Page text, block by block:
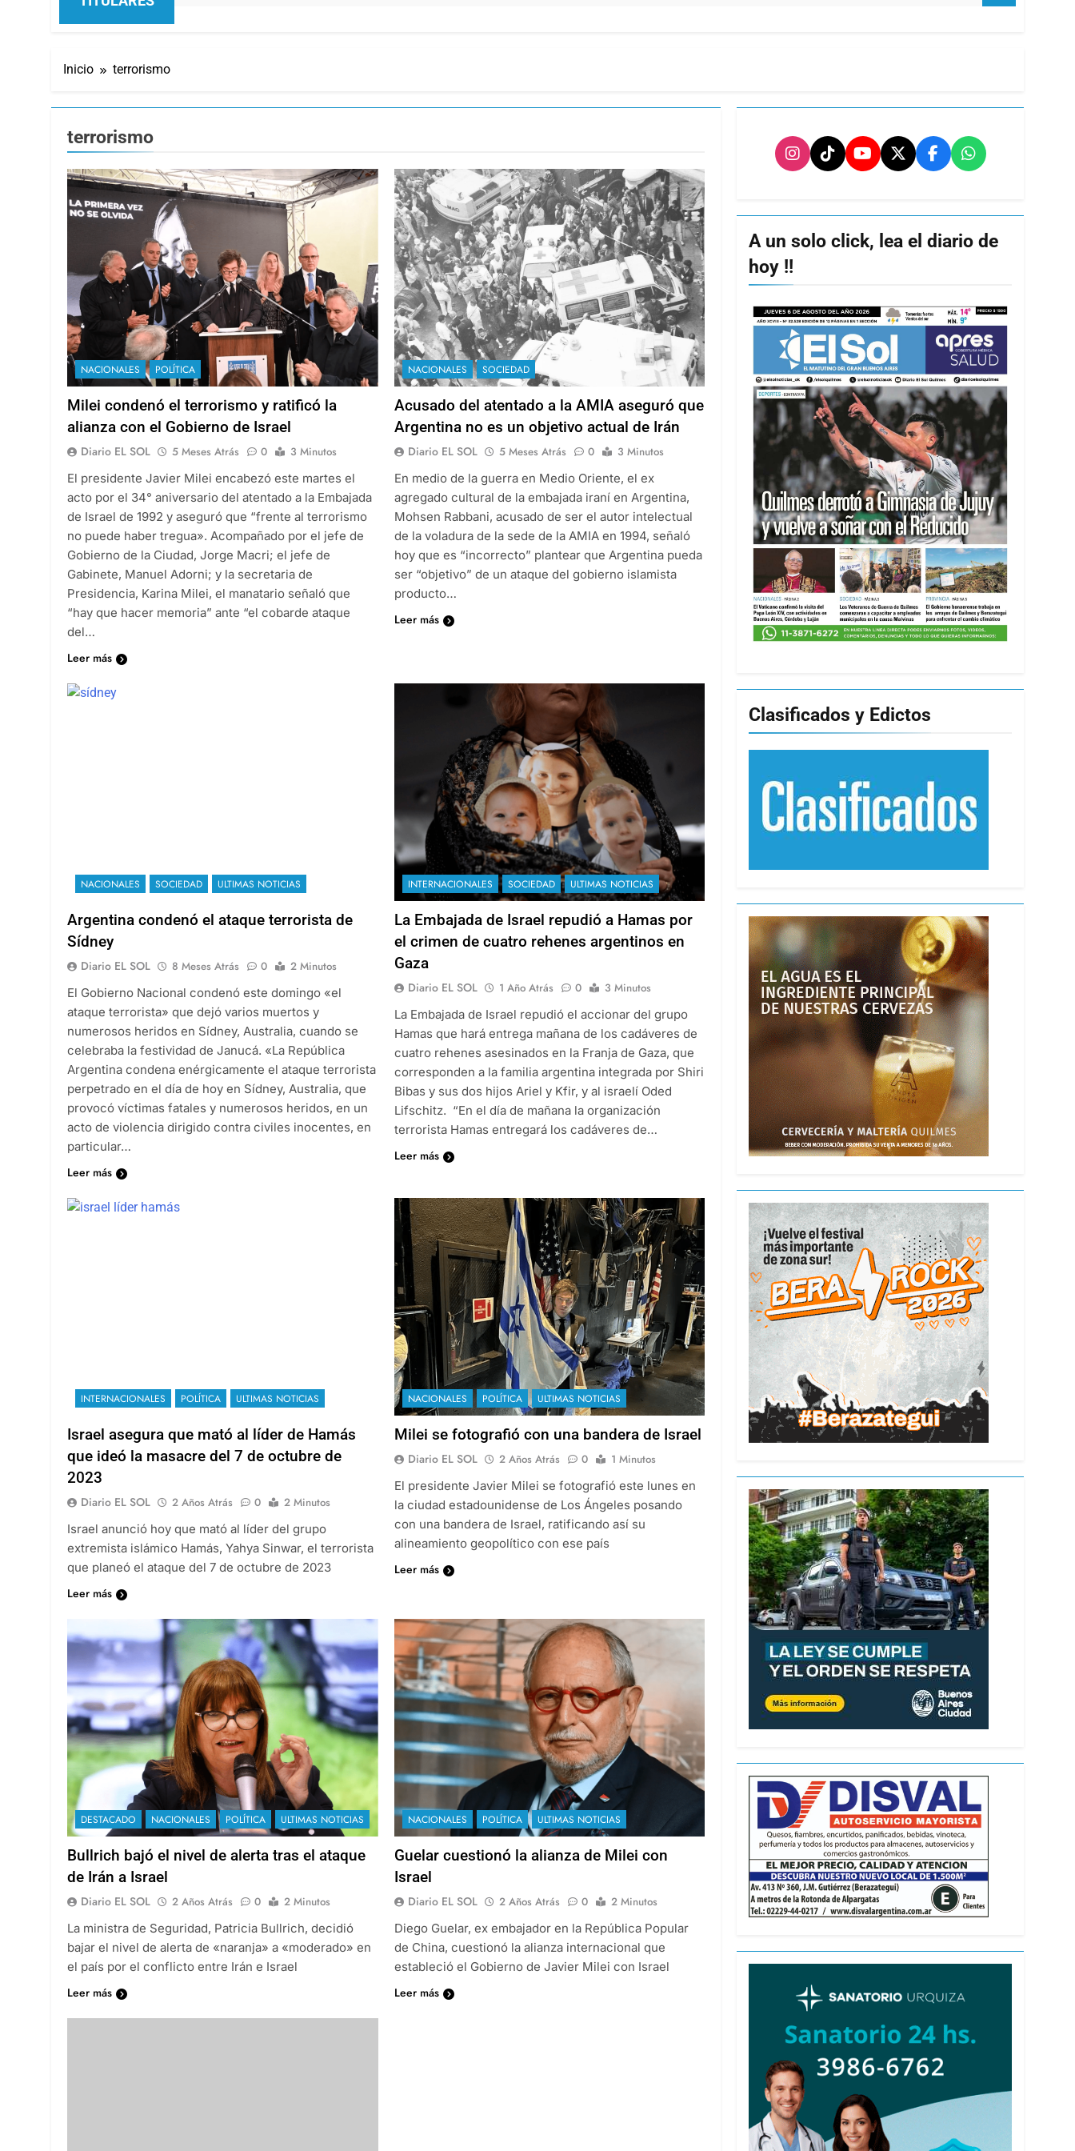
Inicio terrorismo
terrorismo
NACIONALES POLÍTICA
Milei condenó el terrorismo y ratificó la
alianza con el Gobierno de Israel
Diario EL SOL 5 Meses Atrás 0
3 Minutos
El presidente Javier Milei encabezó este martes el
acto por el 34° aniversario del atentado a la Embajada
de Israel de 1992 y aseguró que “frente al terrorismo
no puede haber tregua». Acompañado por el jefe de
Gobierno de la Ciudad, Jorge Macri; el jefe de
Gabinete, Manuel Adorni; y la secretaria de
Presidencia, Karina Milei, el manatario señaló que
“hay que hacer memoria” ante “el cobarde ataque
del…
Leer más
NACIONALES SOCIEDAD
Acusado del atentado a la AMIA aseguró que
Argentina no es un objetivo actual de Irán
Diario EL SOL 5 Meses Atrás 0
3 Minutos
En medio de la guerra en Medio Oriente, el ex
agregado cultural de la embajada iraní en Argentina,
Mohsen Rabbani, acusado de ser el autor intelectual
de la voladura de la sede de la AMIA en 1994, señaló
hoy que es “incorrecto” plantear que Argentina pueda
ser “objetivo” de un ataque del gobierno islamista
producto…
Leer más
NACIONALES SOCIEDAD ULTIMAS NOTICIAS
Argentina condenó el ataque terrorista de
Sídney
Diario EL SOL 8 Meses Atrás 0
2 Minutos
El Gobierno Nacional condenó este domingo «el
ataque terrorista» que dejó varios muertos y
numerosos heridos en Sídney, Australia, cuando se
celebraba la festividad de Janucá. «La República
Argentina condena enérgicamente el ataque terrorista
perpetrado en el día de hoy en Sídney, Australia, que
provocó víctimas fatales y numerosos heridos, en un
acto de violencia dirigido contra civiles inocentes, en
particular…
Leer más
INTERNACIONALES SOCIEDAD ULTIMAS NOTICIAS
La Embajada de Israel repudió a Hamas por
el crimen de cuatro rehenes argentinos en
Gaza
Diario EL SOL 1 Año Atrás 0
3 Minutos
La Embajada de Israel repudió el accionar del grupo
Hamas que hará entrega mañana de los cadáveres de
cuatro rehenes asesinados en la Franja de Gaza, que
corresponden a la familia argentina integrada por Shiri
Bibas y sus dos hijos Ariel y Kfir, y al israelí Oded
Lifschitz. “En el día de mañana la organización
terrorista Hamas entregará los cadáveres de…
Leer más
INTERNACIONALES POLÍTICA ULTIMAS NOTICIAS
Israel asegura que mató al líder de Hamás
que ideó la masacre del 7 de octubre de
2023
Diario EL SOL 2 Años Atrás 0
2 Minutos
Israel anunció hoy que mató al líder del grupo
extremista islámico Hamás, Yahya Sinwar, el terrorista
que planeó el ataque del 7 de octubre de 2023
Leer más
NACIONALES POLÍTICA ULTIMAS NOTICIAS
Milei se fotografió con una bandera de Israel
Diario EL SOL 2 Años Atrás 0
1 Minutos
El presidente Javier Milei se fotografió este lunes en
la ciudad estadounidense de Los Ángeles posando
con una bandera de Israel, ratificando así su
alineamiento geopolítico con ese país
Leer más
DESTACADO NACIONALES POLÍTICA ULTIMAS NOTICIAS
Bullrich bajó el nivel de alerta tras el ataque
de Irán a Israel
Diario EL SOL 2 Años Atrás 0
2 Minutos
La ministra de Seguridad, Patricia Bullrich, decidió
bajar el nivel de alerta de «naranja» a «moderado» en
el país por el conflicto entre Irán e Israel
Leer más
NACIONALES POLÍTICA ULTIMAS NOTICIAS
Guelar cuestionó la alianza de Milei con
Israel
Diario EL SOL 2 Años Atrás 0
2 Minutos
Diego Guelar, ex embajador en la República Popular
de China, cuestionó la alianza internacional que
estableció el Gobierno de Javier Milei con Israel
Leer más
A un solo click, lea el diario de
hoy !!
Clasificados y Edictos